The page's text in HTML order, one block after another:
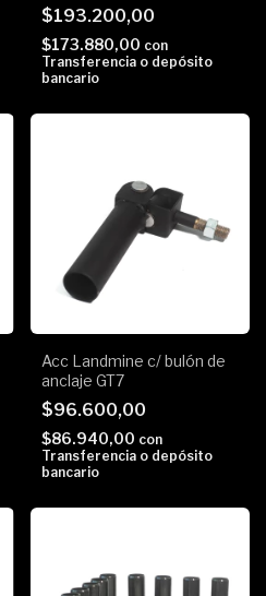
$193.200,00
$173.880,00 con
Transferencia o depósito
bancario
Acc Landmine c/ bulón de
anclaje GT7
$96.600,00
$86.940,00 con
Transferencia o depósito
bancario